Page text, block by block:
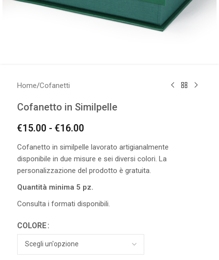
Home/Cofanetti
Cofanetto in Similpelle
€15.00 - €16.00
Cofanetto in similpelle lavorato artigianalmente
disponibile in due misure e sei diversi colori. La
personalizzazione del prodotto è gratuita.
Quantità minima 5 pz.
Consulta i formati disponibili.
COLORE